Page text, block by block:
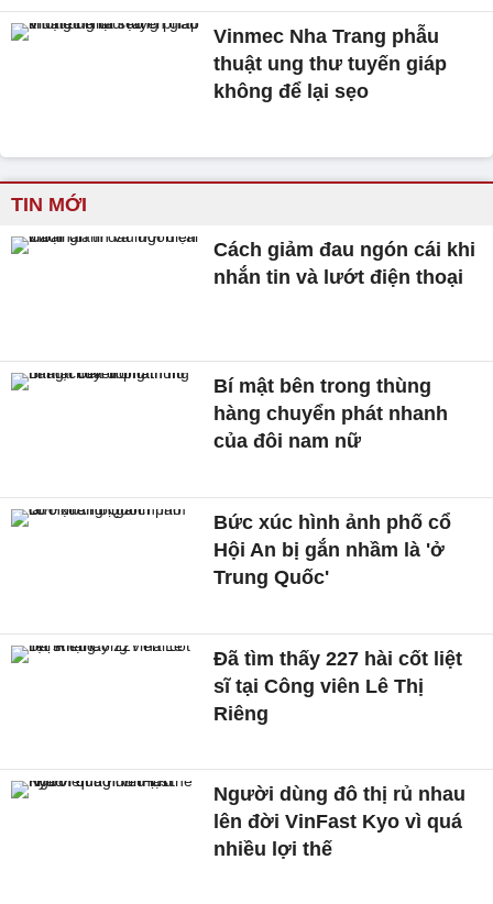
Vinmec Nha Trang phẫu
thuật ung thư tuyến giáp
không để lại sẹo
TIN MỚI
Cách giảm đau ngón cái khi
nhắn tin và lướt điện thoại
Bí mật bên trong thùng
hàng chuyển phát nhanh
của đôi nam nữ
Bức xúc hình ảnh phố cổ
Hội An bị gắn nhầm là 'ở
Trung Quốc'
Đã tìm thấy 227 hài cốt liệt
sĩ tại Công viên Lê Thị
Riêng
Người dùng đô thị rủ nhau
lên đời VinFast Kyo vì quá
nhiều lợi thế